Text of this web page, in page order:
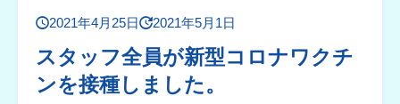
2021年4月25日 2021年5月1日
スタッフ全員が新型コロナワクチ
ンを接種しました。